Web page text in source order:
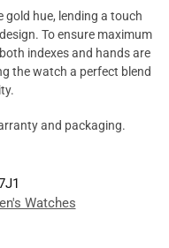
gold hue, lending a touch
To ensure maximum
indexes and hands are
the watch a perfect blend
and packaging.
Watches